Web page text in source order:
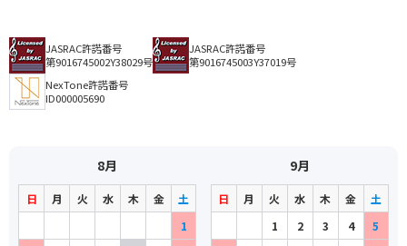
JASRAC許諾番号
第9016745002Y38029号
JASRAC許諾番号
第9016745003Y37019号
NexTone許諾番号
ID000005690
8月
日 月 火 水 木 金
土
1
9月
日 月 火 水 木 金
土
1
2 3 4
5